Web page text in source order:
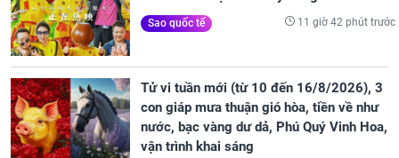
Sao quốc tế 11 giờ 42 phút trước
Tử vi tuần mới (từ 10 đến 16/8/2026), 3
con giáp mưa thuận gió hòa, tiền về như
nước, bạc vàng dư dả, Phú Quý Vinh Hoa,
vận trình khai sáng